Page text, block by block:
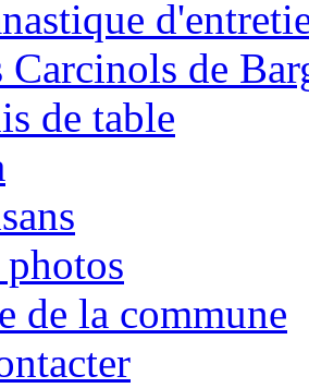
Carcinols de
de table
de la commune